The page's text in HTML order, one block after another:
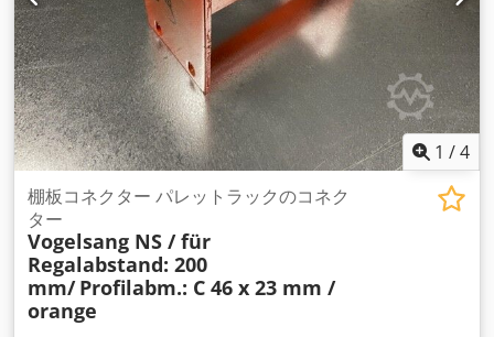
1 /4
棚板コネクター パレットラックのコネク
ター
Vogelsang NS / für
Regalabstand: 200
mm/ Profilabm.: C 46 x 23 mm /
orange